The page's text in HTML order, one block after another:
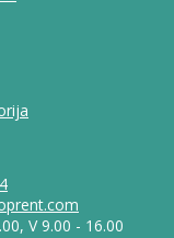
V 9.00 - 16.00